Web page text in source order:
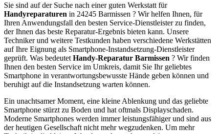
Sie sind auf der Suche nach einer guten Werkstatt für
Handyreparaturen in 24245 Barmissen ? Wir helfen Ihnen, für
Ihren Anwendungsfall den besten Service-Dienstleister zu finden,
der Ihnen das beste Reparatur-Ergebnis bieten kann. Unsere
Techniker und weitere Testkunden haben verschiedene Werkstätten
auf Ihre Eignung als Smartphone-Instandsetzung-Dienstleister
geprüft. Was bedeutet Handy-Reparatur Barmissen ? Wir finden
Ihnen den besten Service im Umkreis, damit Sie Ihr geliebtes
Smartphone in verantwortungsbewusste Hände geben können und
beruhigt auf die Instandsetzung warten können.
Ein unachtsamer Moment, eine kleine Ablenkung und das geliebte
Smartphone stürzt zu Boden und hat oftmals Displayschaden.
Moderne Smartphones werden immer leistungsfähiger und sind aus
der heutigen Gesellschaft nicht mehr wegzudenken. Um mehr